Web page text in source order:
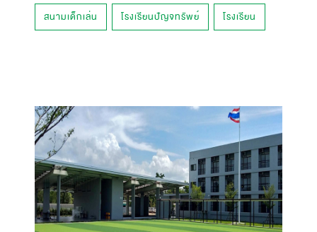
สนามเด็กเล่น โรงเรียนปัญจทรัพย์ โรงเรียน